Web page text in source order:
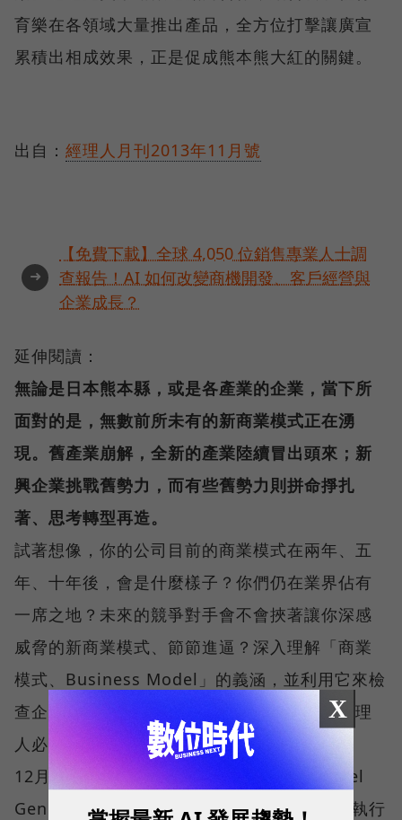
育樂在各領域大量推出產品，全方位打擊讓廣宣
累積出相成效果，正是促成熊本熊大紅的關鍵。
出自： 經理人月刊2013年11月號
➜
【免費下載】全球 4,050 位銷售專業人士調
查報告！AI 如何改變商機開發、客戶經營與
企業成長？
延伸閱讀：
無論是日本熊本縣，或是各產業的企業，當下所
面對的是，無數前所未有的新商業模式正在湧
現。舊產業崩解，全新的產業陸續冒出頭來；新
興企業挑戰舊勢力，而有些舊勢力則拼命掙扎
著、思考轉型再造。
試著想像，你的公司目前的商業模式在兩年、五
年、十年後，會是什麼樣子？你們仍在業界佔有
一席之地？未來的競爭對手會不會挾著讓你深感
威脅的新商業模式、節節進逼？深入理解「商業
模式、Business Model」的義涵，並利用它來檢
查企業的發展前景，將是經營者、創業者、經理
人必修的課題。
12月11日下午，《獲利世代/Business Model
Generation》監製、Business Model Inc. 執行
X